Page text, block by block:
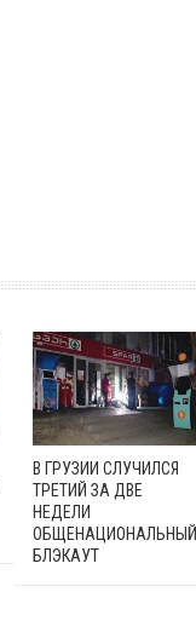
В ГРУЗИИ СЛУЧИЛСЯ
ТРЕТИЙ ЗА ДВЕ
НЕДЕЛИ
ОБЩЕНАЦИОНАЛЬНЫЙ
БЛЭКАУТ